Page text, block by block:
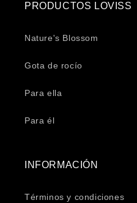
PRODUCTOS LOVISS
Nature's Blossom
Gota de rocío
Para ella
Para él
INFORMACIÓN
Términos y condiciones